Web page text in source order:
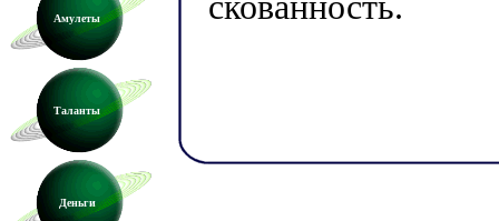
Амулеты
Таланты
Деньги